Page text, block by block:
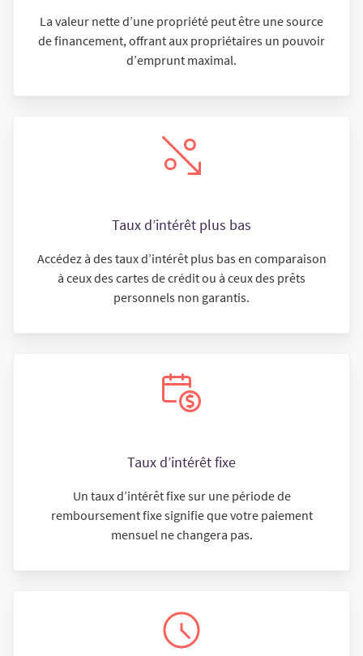
La valeur nette d’une propriété peut être une source
de financement, offrant aux propriétaires un pouvoir
d’emprunt maximal.
Taux d’intérêt plus bas
Accédez à des taux d’intérêt plus bas en comparaison
à ceux des cartes de crédit ou à ceux des prêts
personnels non garantis.
Taux d’intérêt fixe
Un taux d’intérêt fixe sur une période de
remboursement fixe signifie que votre paiement
mensuel ne changera pas.